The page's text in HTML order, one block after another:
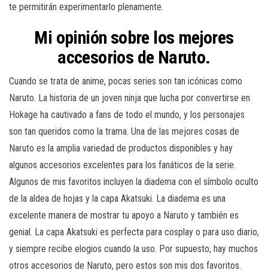
te permitirán experimentarlo plenamente.
Mi opinión sobre los mejores
accesorios de Naruto.
Cuando se trata de anime, pocas series son tan icónicas como
Naruto. La historia de un joven ninja que lucha por convertirse en
Hokage ha cautivado a fans de todo el mundo, y los personajes
son tan queridos como la trama. Una de las mejores cosas de
Naruto es la amplia variedad de productos disponibles y hay
algunos accesorios excelentes para los fanáticos de la serie.
Algunos de mis favoritos incluyen la diadema con el símbolo oculto
de la aldea de hojas y la capa Akatsuki. La diadema es una
excelente manera de mostrar tu apoyo a Naruto y también es
genial. La capa Akatsuki es perfecta para cosplay o para uso diario,
y siempre recibe elogios cuando la uso. Por supuesto, hay muchos
otros accesorios de Naruto, pero estos son mis dos favoritos.